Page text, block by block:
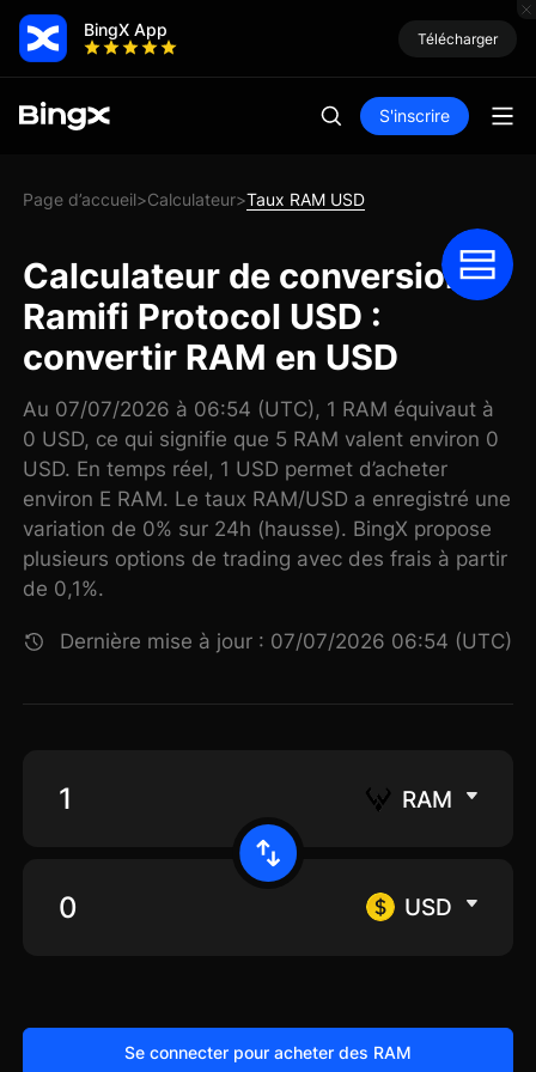
BingX App Télécharger
S'inscrire
Page d’accueil>Calculateur>Taux RAM USD
Calculateur de conversion
Ramifi Protocol USD :
convertir RAM en USD
Au 07/07/2026 à 06:54 (UTC), 1 RAM équivaut à
0 USD, ce qui signifie que 5 RAM valent environ 0
USD. En temps réel, 1 USD permet d’acheter
environ E RAM. Le taux RAM/USD a enregistré une
variation de 0% sur 24h (hausse). BingX propose
plusieurs options de trading avec des frais à partir
de 0,1%.
Dernière mise à jour : 07/07/2026 06:54 (UTC)
RAM
USD
Se connecter pour acheter des RAM